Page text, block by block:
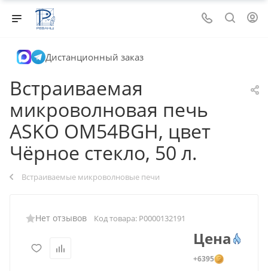
Дистанционный заказ
Встраиваемая
микроволновая печь
ASKO OM54BGH, цвет
Чёрное стекло, 50 л.
Встраиваемые микроволновые печи
Нет отзывов Код товара: Р0000132191
Цена
+6395